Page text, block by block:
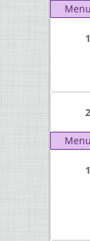
Menu
1
2
Menu
1